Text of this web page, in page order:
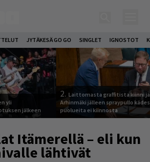
JYTÄKESÄ GO GO SINGLET IGNOSTOT
yli
jälkeen
2. Laittomasta graffitista kiinni
Arhinmäki jälleen spraypullo
puolueita ei kiinnosta
Itämerellä – eli kun
lähtivät